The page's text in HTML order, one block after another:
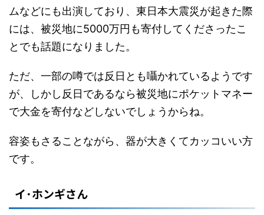
ムなどにも出演しており、東日本大震災が起きた際
には、被災地に5000万円も寄付してくださったこ
とでも話題になりました。
ただ、一部の噂では反日とも囁かれているようです
が、しかし反日であるなら被災地にポケットマネー
で大金を寄付などしないでしょうからね。
容姿もさることながら、器が大きくてカッコいい方
です。
イ･ホンギさん